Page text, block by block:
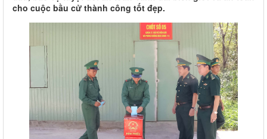
cho cuộc bầu cử thành công tốt đẹp.